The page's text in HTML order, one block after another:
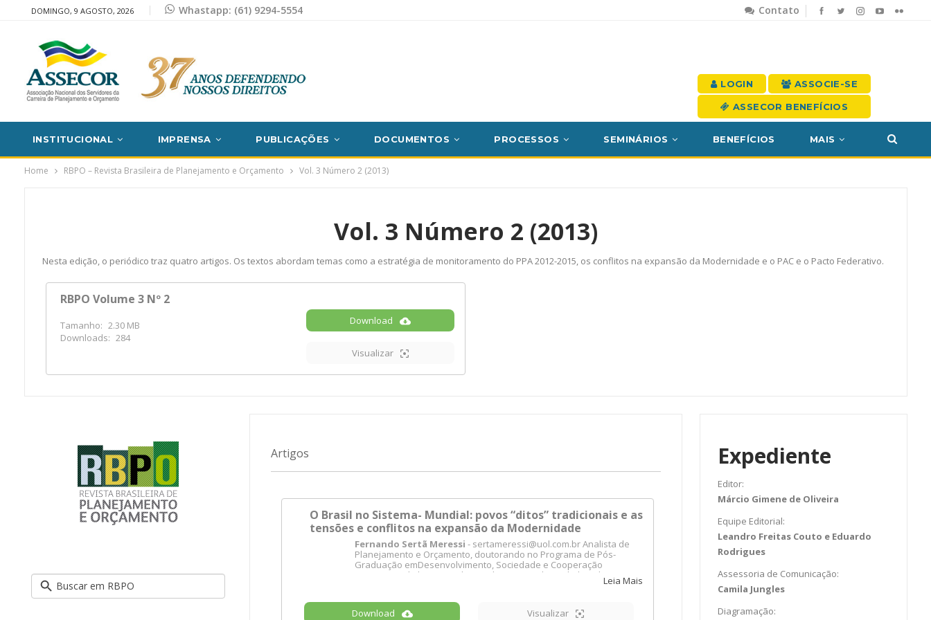
Contato
DOMINGO, 9 AGOSTO, 2026 Whastapp: (61) 9294-5554
LOGIN ASSOCIE-SE
ASSECOR BENEFÍCIOS
INSTITUCIONAL IMPRENSA PUBLICAÇÕES DOCUMENTOS PROCESSOS SEMINÁRIOS BENEFÍCIOS MAIS
Home RBPO – Revista Brasileira de Planejamento e Orçamento Vol. 3 Número 2 (2013)
Vol. 3 Número 2 (2013)
Nesta edição, o periódico traz quatro artigos. Os textos abordam temas como a estratégia de monitoramento do PPA 2012-2015, os conflitos na expansão da Modernidade e o PAC e o Pacto Federativo.
RBPO Volume 3 Nº 2
Tamanho: 2.30 MB
Downloads: 284
Download
Visualizar
Artigos
O Brasil no Sistema- Mundial: povos “ditos” tradicionais e as
tensões e conflitos na expansão da Modernidade
Fernando Sertã Meressi - sertameressi@uol.com.br Analista de
Planejamento e Orçamento, doutorando no Programa de Pós-
Graduação emDesenvolvimento, Sociedade e Cooperação
Internacional, do Centro de Estudos AvançadosMultidisciplinares
Maria de Fátima Souza e Silva
Programa de Pós-Graduação em Desenvolvimento, Sociedade
Leia Mais
Download Visualizar
Expediente
Editor:
Márcio Gimene de Oliveira
Equipe Editorial:
Leandro Freitas Couto e Eduardo
Rodrigues
Assessoria de Comunicação:
Camila Jungles
Diagramação: